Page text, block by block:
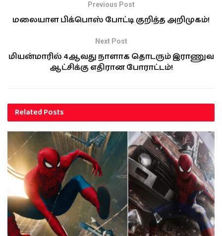
Previous Post
மலையாள பிக்பொஸ் போட்டி குறித்த அறிமுகம்!
Next Post
மியன்மாரில் 4ஆவது நாளாக தொடரும் இராணுவ
ஆட்சிக்கு எதிரான போராட்டம்!
RelatedPosts